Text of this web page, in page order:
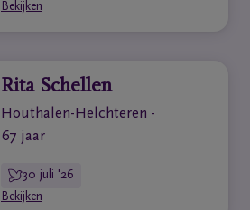
Bekijken
Rita Schellen
Houthalen-Helchteren -
67 jaar
30 juli '26
Bekijken